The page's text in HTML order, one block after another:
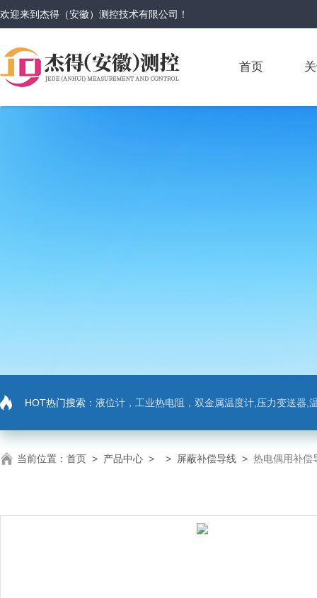
欢迎来到杰得（安徽）测控技术有限公司 ！
首页
HOT热门搜索： 液位计，工业热电阻，双金属温度计,压力变送器,
当前位置： 首页 > 产品中心 > > 屏蔽补偿导线 > 热电偶用补偿